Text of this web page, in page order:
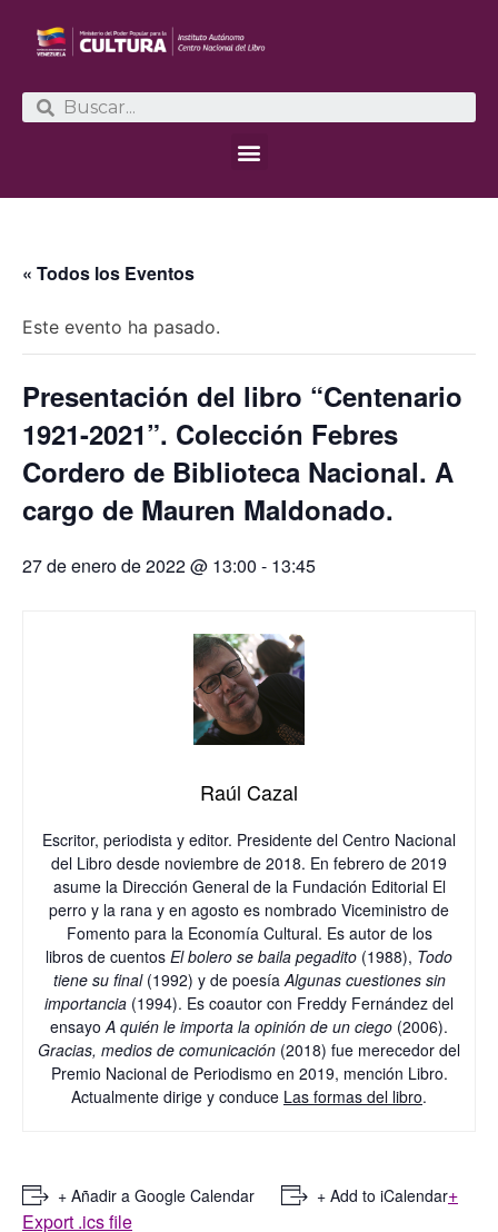
« Todos los Eventos
Este evento ha pasado.
Presentación del libro “Centenario
1921-2021”. Colección Febres
Cordero de Biblioteca Nacional. A
cargo de Mauren Maldonado.
27 de enero de 2022 @ 13:00 - 13:45
Raúl Cazal
Escritor, periodista y editor. Presidente del Centro Nacional
del Libro desde noviembre de 2018. En febrero de 2019
asume la Dirección General de la Fundación Editorial El
perro y la rana y en agosto es nombrado Viceministro de
Fomento para la Economía Cultural. Es autor de los
libros de cuentos El bolero se baila pegadito (1988), Todo
tiene su final (1992) y de poesía Algunas cuestiones sin
importancia (1994). Es coautor con Freddy Fernández del
ensayo A quién le importa la opinión de un ciego (2006).
Gracias, medios de comunicación (2018) fue merecedor del
Premio Nacional de Periodismo en 2019, mención Libro.
Actualmente dirige y conduce Las formas del libro.
+ Añadir a Google Calendar + Add to iCalendar+
Export .ics file